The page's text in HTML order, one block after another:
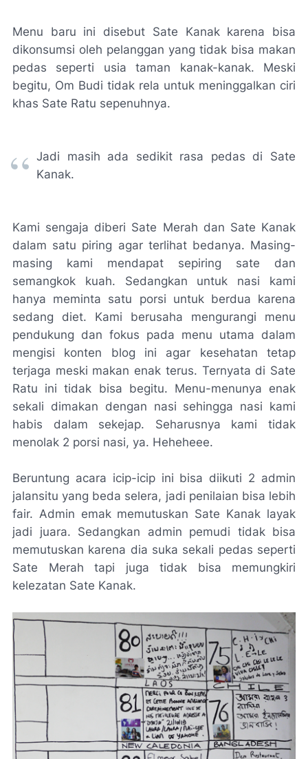
Menu baru ini disebut Sate Kanak karena bisa
dikonsumsi oleh pelanggan yang tidak bisa makan
pedas seperti usia taman kanak-kanak. Meski
begitu, Om Budi tidak rela untuk meninggalkan ciri
khas Sate Ratu sepenuhnya.
Jadi masih ada sedikit rasa pedas di Sate
Kanak.
Kami sengaja diberi Sate Merah dan Sate Kanak
dalam satu piring agar terlihat bedanya. Masing-
masing kami mendapat sepiring sate dan
semangkok kuah. Sedangkan untuk nasi kami
hanya meminta satu porsi untuk berdua karena
sedang diet. Kami berusaha mengurangi menu
pendukung dan fokus pada menu utama dalam
mengisi konten blog ini agar kesehatan tetap
terjaga meski makan enak terus. Ternyata di Sate
Ratu ini tidak bisa begitu. Menu-menunya enak
sekali dimakan dengan nasi sehingga nasi kami
habis dalam sekejap. Seharusnya kami tidak
menolak 2 porsi nasi, ya. Heheheee.
Beruntung acara icip-icip ini bisa diikuti 2 admin
jalansitu yang beda selera, jadi penilaian bisa lebih
fair. Admin emak memutuskan Sate Kanak layak
jadi juara. Sedangkan admin pemudi tidak bisa
memutuskan karena dia suka sekali pedas seperti
Sate Merah tapi juga tidak bisa memungkiri
kelezatan Sate Kanak.